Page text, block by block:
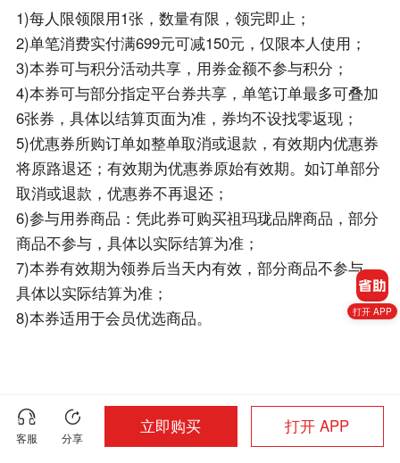
1)每人限领限用1张，数量有限，领完即止；
2)单笔消费实付满699元可减150元，仅限本人使用；
3)本券可与积分活动共享，用券金额不参与积分；
4)本券可与部分指定平台券共享，单笔订单最多可叠加
6张券，具体以结算页面为准，券均不设找零返现；
5)优惠券所购订单如整单取消或退款，有效期内优惠券
将原路退还；有效期为优惠券原始有效期。如订单部分
取消或退款，优惠券不再退还；
6)参与用券商品：凭此券可购买祖玛珑品牌商品，部分
商品不参与，具体以实际结算为准；
7)本券有效期为领券后当天内有效，部分商品不参与，
具体以实际结算为准；
8)本券适用于会员优选商品。
打开 APP
客服 分享
立即购买 打开 APP